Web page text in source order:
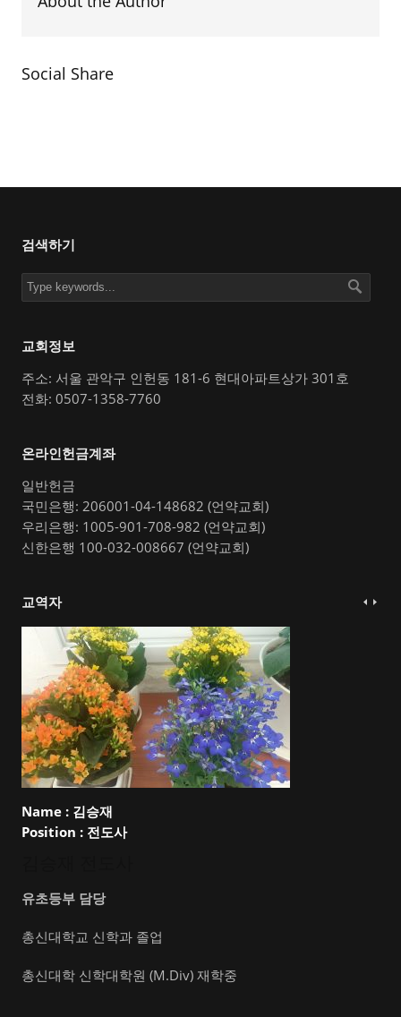
Social Share
검색하기
교회정보
주소: 서울 관악구 인헌동 181-6 현대아파트상가 301호
전화: 0507-1358-7760
온라인헌금계좌
일반헌금
국민은행: 206001-04-148682 (언약교회)
우리은행: 1005-901-708-982 (언약교회)
신한은행 100-032-008667 (언약교회)
교역자
Name : 김승재
Position : 전도사
유초등부 담당
총신대학교 신학과 졸업
총신대학 신학대학원 (M.Div) 재학중